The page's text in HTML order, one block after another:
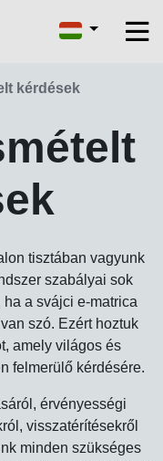
kérdések
tisztában vagyunk
szabályai sok
a svájci e-matrica
szó. Ezért hoztuk
amely világos és
felmerülő kérdésére.
érvényességi
visszatérítésekről
minden szükséges